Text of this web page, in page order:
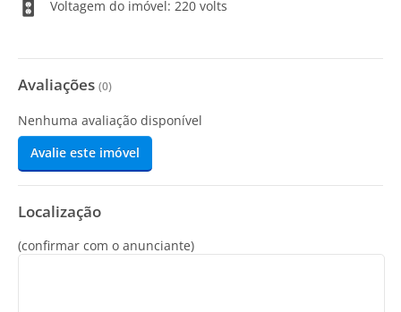
Voltagem do imóvel: 220 volts
Avaliações (0)
Nenhuma avaliação disponível
Avalie este imóvel
Localização
(confirmar com o anunciante)